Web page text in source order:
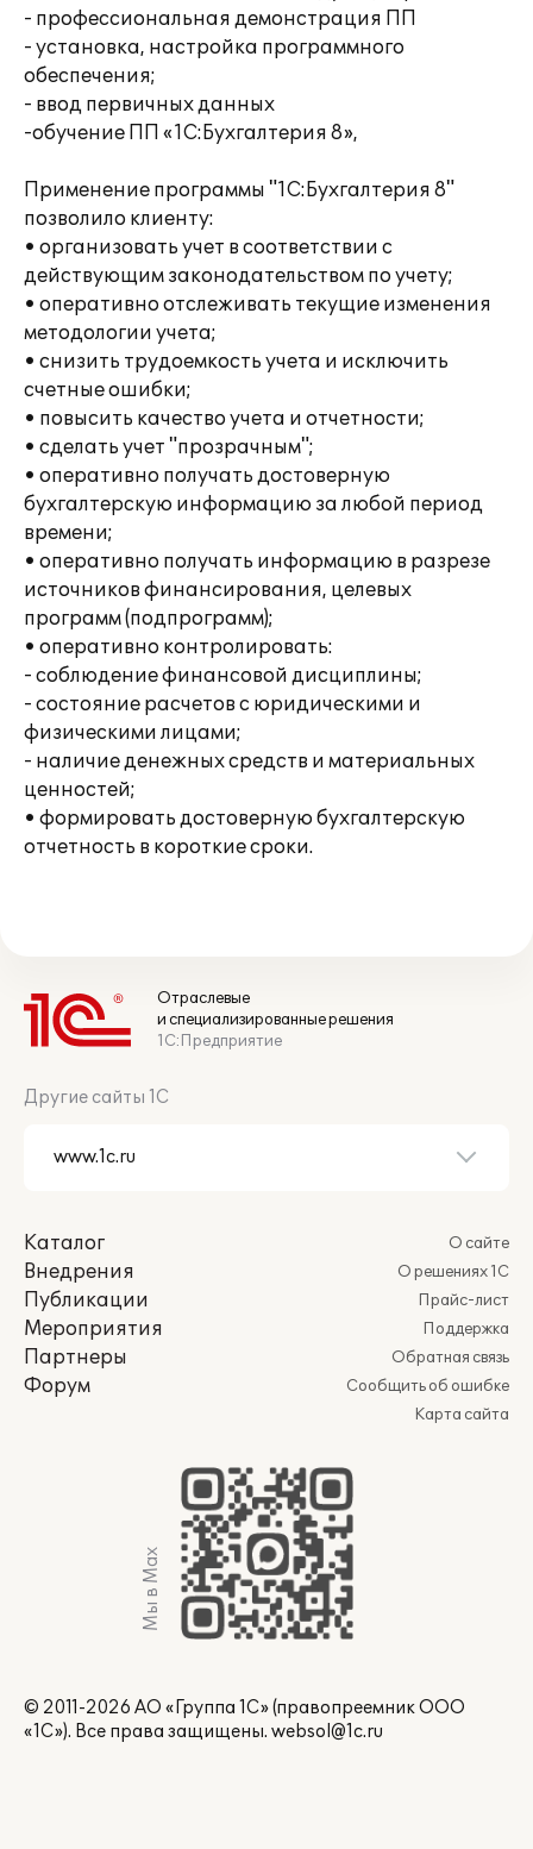
- профессиональная демонстрация ПП
- установка, настройка программного
обеспечения;
- ввод первичных данных
-обучение ПП «1С:Бухгалтерия 8»,
Применение программы "1С:Бухгалтерия 8"
позволило клиенту:
• организовать учет в соответствии с
действующим законодательством по учету;
• оперативно отслеживать текущие изменения
методологии учета;
• снизить трудоемкость учета и исключить
счетные ошибки;
• повысить качество учета и отчетности;
• сделать учет "прозрачным";
• оперативно получать достоверную
бухгалтерскую информацию за любой период
времени;
• оперативно получать информацию в разрезе
источников финансирования, целевых
программ (подпрограмм);
• оперативно контролировать:
- соблюдение финансовой дисциплины;
- состояние расчетов с юридическими и
физическими лицами;
- наличие денежных средств и материальных
ценностей;
• формировать достоверную бухгалтерскую
отчетность в короткие сроки.
Отраслевые
и специализированные решения
1С:Предприятие
Другие сайты 1С
Каталог
Внедрения
Публикации
Мероприятия
Партнеры
Форум
О сайте
О решениях 1С
Прайс-лист
Поддержка
Обратная связь
Сообщить об ошибке
Карта сайта
Мы в Max
© 2011-2026 АО «Группа 1С» (правопреемник ООО
«1С»). Все права защищены. websol@1c.ru